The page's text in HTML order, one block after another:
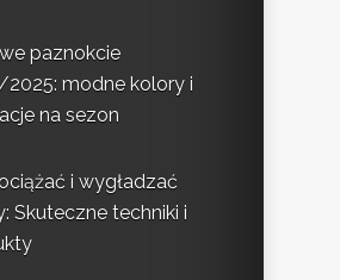
paznokcie
modne kolory i
na sezon
i wygładzać
Skuteczne techniki i